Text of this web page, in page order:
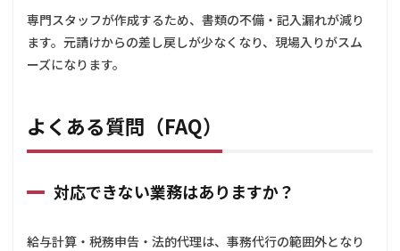
の品
上が
りミ
3
よ
3.1
でき
専門スタッフが作成するため、書類の不備・記入漏れが減り
ます。元請けからの差し戻しが少なくなり、現場入りがスム
ーズになります。
よくある質問（FAQ）
対応できない業務はありますか？
給与計算・税務申告・法的代理は、事務代行の範囲外となり